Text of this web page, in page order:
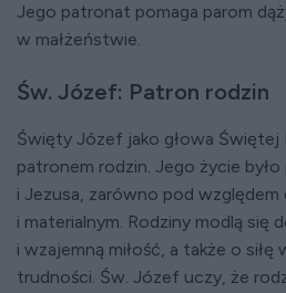
Jego patronat pomaga parom
w małżeństwie.
Św. Józef: Patron rodzin
Święty Józef jako głowa Świętej
patronem rodzin. Jego życie
i Jezusa, zarówno pod względem
i materialnym. Rodziny modlą się
i wzajemną miłość, a także o siłę
trudności. Św. Józef uczy, że